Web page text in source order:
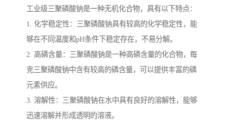
工业级三聚磷酸钠是一种无机化合物，具有以下特点：
1. 化学稳定性：三聚磷酸钠具有较高的化学稳定性，能
够在不同温度和pH条件下稳定存在，不易分解。
2. 高磷含量：三聚磷酸钠是一种高磷含量的化合物，每
克三聚磷酸钠中含有较高的磷含量，可以提供丰富的磷
元素供应。
3. 溶解性：三聚磷酸钠在水中具有良好的溶解性，能够
迅速溶解并形成透明的溶液。